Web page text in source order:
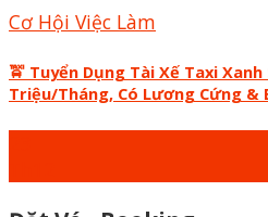
Cơ Hội Việc Làm
🚖 Tuyển Dụng Tài Xế Taxi Xanh
Triệu/Tháng, Có Lương Cứng &